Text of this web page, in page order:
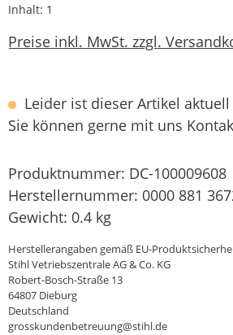
Inhalt: 1
Preise inkl. MwSt. zzgl.
Leider ist dieser Artikel
Sie können gerne mit uns
Produktnummer: DC-100009608
Herstellernummer: 0000 881
Gewicht: 0.4 kg
Herstellerangaben gemäß EU-
Stihl Vetriebszentrale AG & Co. KG
Robert-Bosch-Straße 13
64807 Dieburg
Deutschland
grosskundenbetreuung@stihl.de